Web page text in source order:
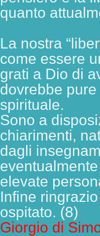
quanto
La nostra
come essere
grati a Dio di
dovrebbe
spirituale.
Sono a
chiarimenti,
dagli
elevate
Infine
ospitato. (8)
Giorgio di